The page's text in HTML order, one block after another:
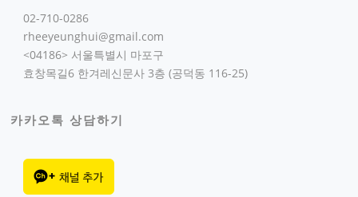
02-710-0286
rheeyeunghui@gmail.com
<04186> 서울특별시 마포구
효창목길6 한겨레신문사 3층 (공덕동 116-25)
카카오톡 상담하기